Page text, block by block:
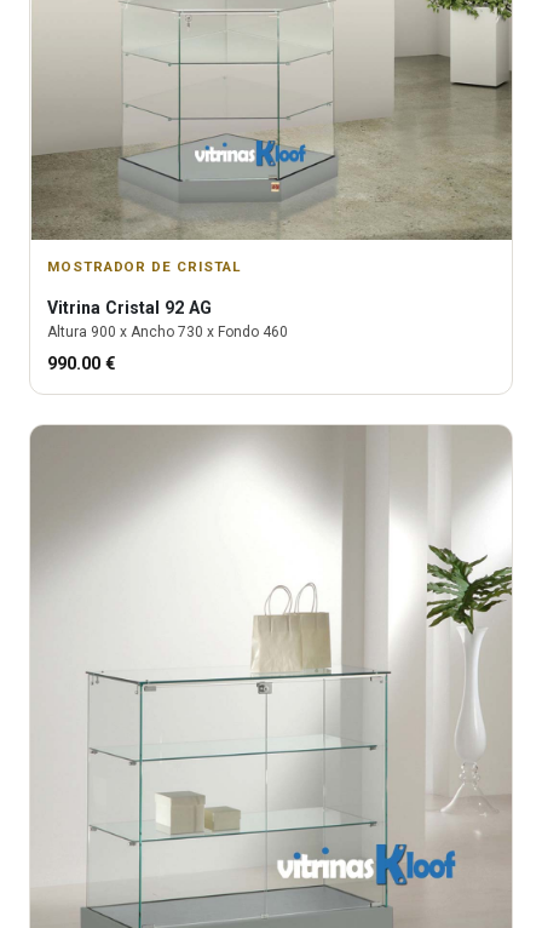
MOSTRADOR DE CRISTAL
Vitrina Cristal 92 AG
Altura 900 x Ancho 730 x Fondo 460
990.00 €